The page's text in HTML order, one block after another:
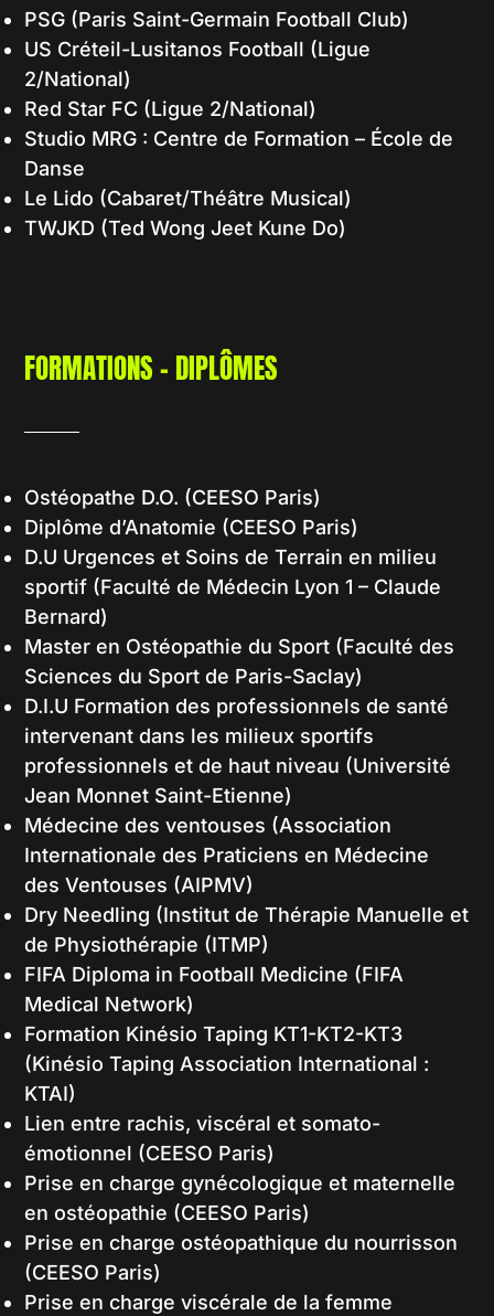
PSG (Paris Saint-Germain Football Club)
US Créteil-Lusitanos Football (Ligue
2/National)
Red Star FC (Ligue 2/National)
Studio MRG : Centre de Formation – École de
Danse
Le Lido (Cabaret/Théâtre Musical)
TWJKD (Ted Wong Jeet Kune Do)
FORMATIONS - DIPLÔMES
Ostéopathe D.O. (CEESO Paris)
Diplôme d’Anatomie (CEESO Paris)
D.U Urgences et Soins de Terrain en milieu
sportif (Faculté de Médecin Lyon 1 – Claude
Bernard)
Master en Ostéopathie du Sport (Faculté des
Sciences du Sport de Paris-Saclay)
D.I.U Formation des professionnels de santé
intervenant dans les milieux sportifs
professionnels et de haut niveau (Université
Jean Monnet Saint-Etienne)
Médecine des ventouses (Association
Internationale des Praticiens en Médecine
des Ventouses (AIPMV)
Dry Needling (Institut de Thérapie Manuelle et
de Physiothérapie (ITMP)
FIFA Diploma in Football Medicine (FIFA
Medical Network)
Formation Kinésio Taping KT1-KT2-KT3
(Kinésio Taping Association International :
KTAI)
Lien entre rachis, viscéral et somato-
émotionnel (CEESO Paris)
Prise en charge gynécologique et maternelle
en ostéopathie (CEESO Paris)
Prise en charge ostéopathique du nourrisson
(CEESO Paris)
Prise en charge viscérale de la femme